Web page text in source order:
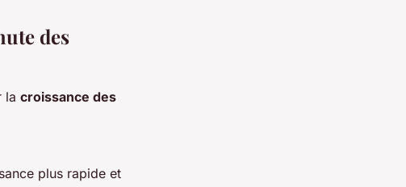
des
la croissance des
plus rapide et